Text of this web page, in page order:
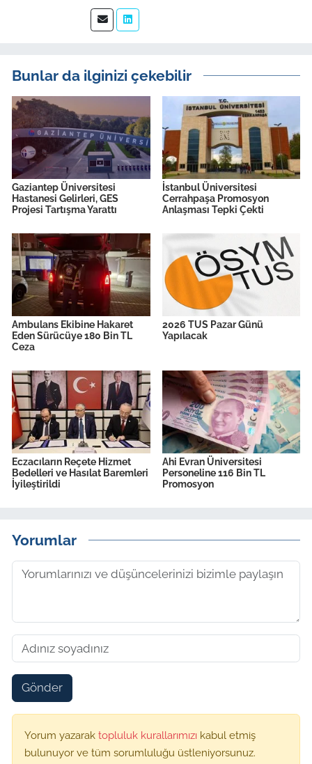
Bunlar da ilginizi çekebilir
Gaziantep Üniversitesi
Hastanesi Gelirleri, GES
Projesi Tartışma Yarattı
İstanbul Üniversitesi
Cerrahpaşa Promosyon
Anlaşması Tepki Çekti
Ambulans Ekibine Hakaret
Eden Sürücüye 180 Bin TL
Ceza
2026 TUS Pazar Günü
Yapılacak
Eczacıların Reçete Hizmet
Bedelleri ve Hasılat Baremleri
İyileştirildi
Ahi Evran Üniversitesi
Personeline 116 Bin TL
Promosyon
Yorumlar
Gönder
Yorum yazarak topluluk kurallarımızı kabul etmiş
bulunuyor ve tüm sorumluluğu üstleniyorsunuz.